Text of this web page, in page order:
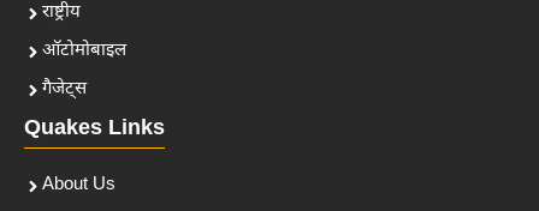
राष्ट्रीय
ऑटोमोबाइल
गैजेट्स
Quakes Links
About Us